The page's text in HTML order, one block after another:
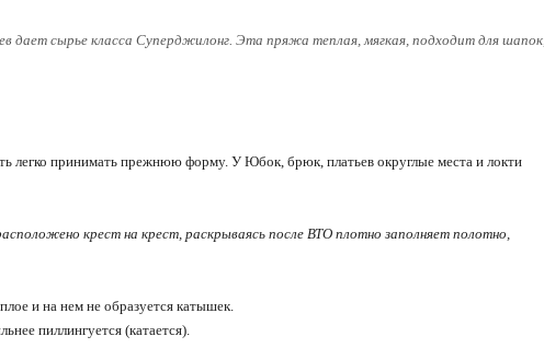
сырье класса Суперджилонг. Эта пряжа теплая, мягкая, подходит для шапок,
легко принимать прежнюю форму. У Юбок, брюк, платьев округлые места и локти
крест на крест, раскрываясь после ВТО плотно заполняет полотно,
и на нем не образуется катышек.
пиллингуется (катается).